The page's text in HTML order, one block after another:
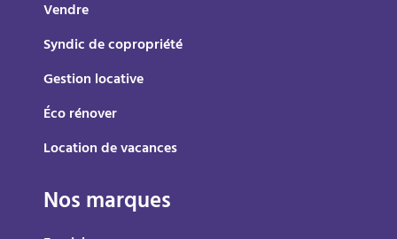
Vendre
Syndic de copropriété
Gestion locative
Éco rénover
Location de vacances
Nos marques